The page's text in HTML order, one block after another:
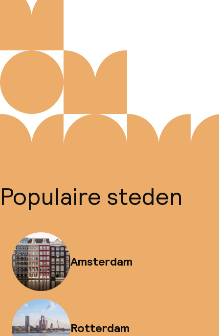
Populaire steden
Amsterdam
Rotterdam